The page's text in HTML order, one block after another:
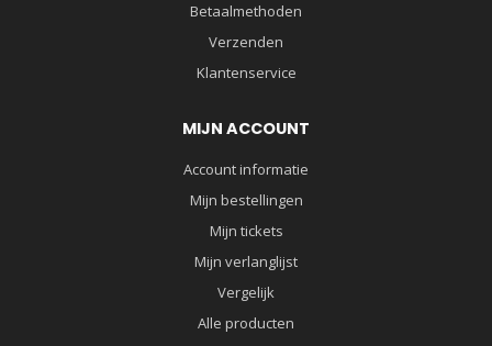
Betaalmethoden
Verzenden
Klantenservice
MIJN ACCOUNT
Account informatie
Mijn bestellingen
Mijn tickets
Mijn verlanglijst
Vergelijk
Alle producten